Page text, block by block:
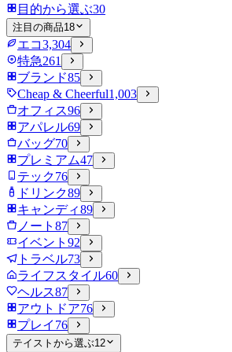
目的から選ぶ30
注目の商品18
エコ3,304
特急261
ブランド85
Cheap & Cheerful1,003
オフィス96
アパレル69
バッグ70
プレミアム47
テック76
ドリンク89
キャンディ89
ノート 87
イベント 92
トラベル73
ライフスタイル60
ヘルス87
アウトドア76
プレイ 76
テイストから選ぶ12